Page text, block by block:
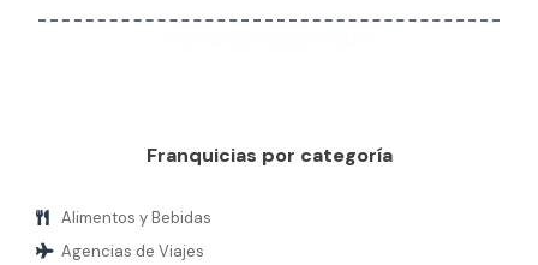
Franquicias por categoría
Alimentos y Bebidas
Agencias de Viajes